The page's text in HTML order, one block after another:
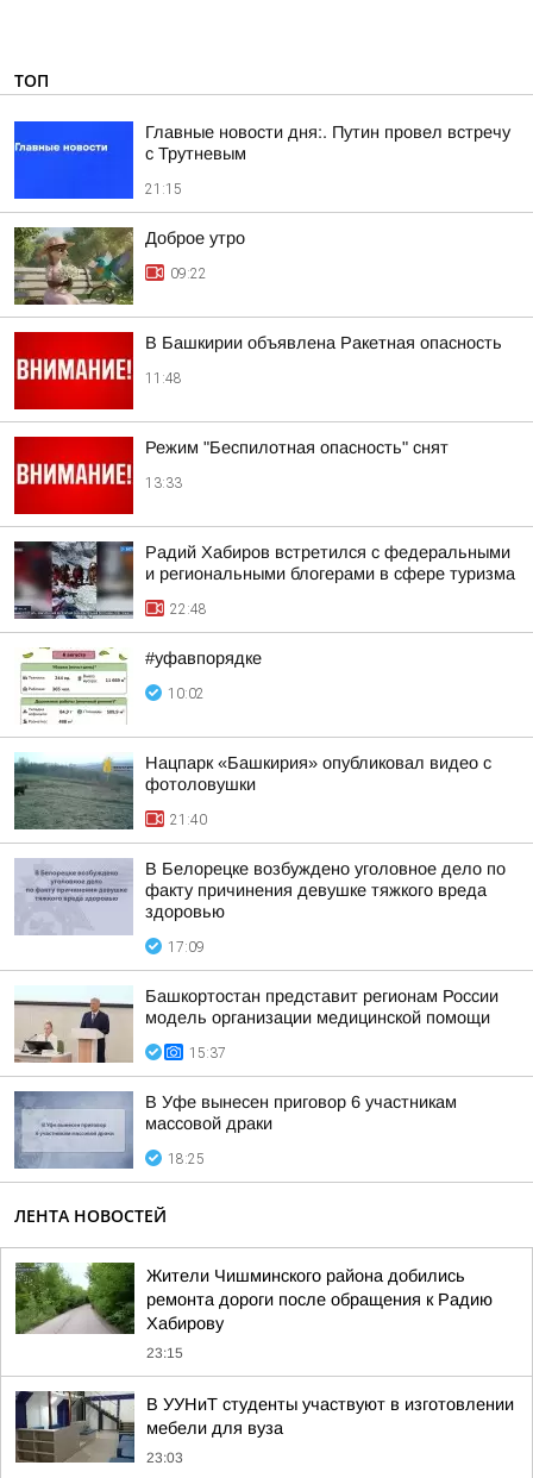
ТОП
Главные новости дня:. Путин провел встречу
с Трутневым
21:15
Доброе утро
09:22
В Башкирии объявлена Ракетная опасность
11:48
Режим "Беспилотная опасность" снят
13:33
Радий Хабиров встретился с федеральными
и региональными блогерами в сфере туризма
22:48
#уфавпорядке
10:02
Нацпарк «Башкирия» опубликовал видео с
фотоловушки
21:40
В Белорецке возбуждено уголовное дело по
факту причинения девушке тяжкого вреда
здоровью
17:09
Башкортостан представит регионам России
модель организации медицинской помощи
15:37
В Уфе вынесен приговор 6 участникам
массовой драки
18:25
ЛЕНТА НОВОСТЕЙ
Жители Чишминского района добились
ремонта дороги после обращения к Радию
Хабирову
23:15
В УУНиТ студенты участвуют в изготовлении
мебели для вуза
23:03